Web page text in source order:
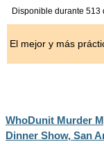
Disponible durante 513
El mejor y más
WhoDunit Murder
Dinner Show, San